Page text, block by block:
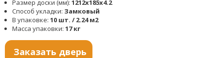
Размер доски (мм): 1212x185x4.2
Способ укладки: Замковый
В упаковке: 10 шт. / 2.24 м2
Масса упаковки: 17 кг
Заказать дверь